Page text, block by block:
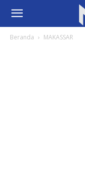
Beranda MAKASSAR